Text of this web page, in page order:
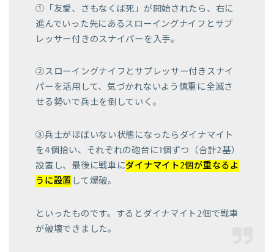
①「友愛、さもなくば死」が開始されたら、右に
進んでいった先にあるスローイングナイフとサプ
レッサー付きのスナイパーを入手。
②スローイングナイフとサプレッサー付きスナイ
パーを活用して、気づかれないよう慎重に全滅さ
せる勢いで兵士を倒していく。
③兵士がほぼいない状態になったらダイナマイト
を4個拾い、それぞれの砲台に1個ずつ（合計2基）
設置し、最後に戦車にダイナマイト2個が重なるよ
うに設置 して爆破。
といったものです。するとダイナマイト2個で戦車
が破壊できました。